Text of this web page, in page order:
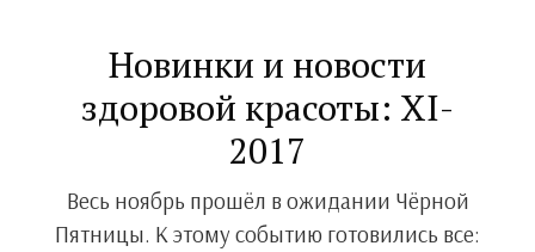
Новинки и новости
здоровой красоты: XI-
2017
Весь ноябрь прошёл в ожидании Чёрной
Пятницы. К этому событию готовились все: